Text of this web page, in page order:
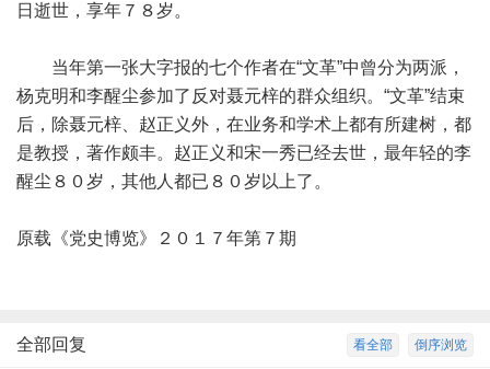
日逝世，享年７８岁。
当年第一张大字报的七个作者在“文革”中曾分为两派，
杨克明和李醒尘参加了反对聂元梓的群众组织。“文革”结束
后，除聂元梓、赵正义外，在业务和学术上都有所建树，都
是教授，著作颇丰。赵正义和宋一秀已经去世，最年轻的李
醒尘８０岁，其他人都已８０岁以上了。
原载《党史博览》２０１７年第７期
倒序浏览
看全部
全部回复